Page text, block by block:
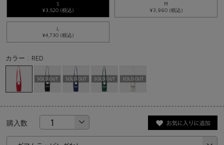
S
¥3,520 (税込)
M
¥3,960 (税込)
L
¥4,730 (税込)
カラー : RED
購入数